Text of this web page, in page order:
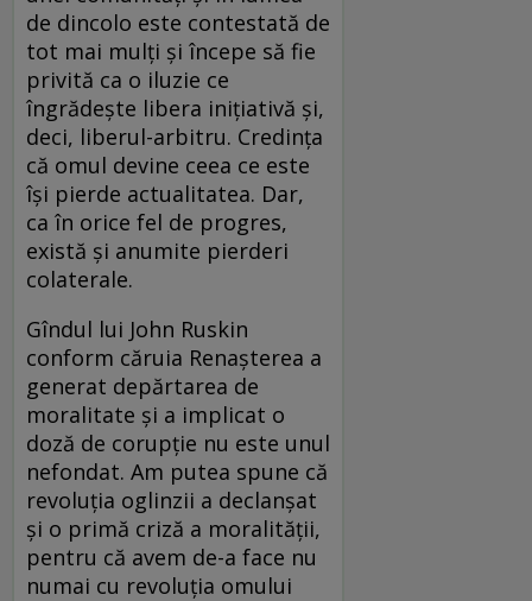
de dincolo este contestată de
tot mai mulți și începe să fie
privită ca o iluzie ce
îngrădește libera inițiativă și,
deci, liberul-arbitru. Credința
că omul devine ceea ce este
își pierde actualitatea. Dar,
ca în orice fel de progres,
există și anumite pierderi
colaterale.
Gîndul lui John Ruskin
conform căruia Renașterea a
generat depărtarea de
moralitate și a implicat o
doză de corupție nu este unul
nefondat. Am putea spune că
revoluția oglinzii a declanșat
și o primă criză a moralității,
pentru că avem de-a face nu
numai cu revoluția omului